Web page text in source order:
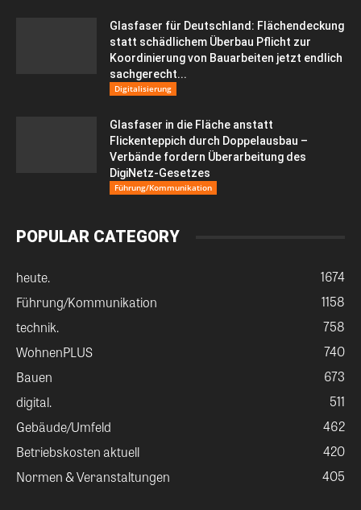
Glasfaser für Deutschland: Flächendeckung
statt schädlichem Überbau Pflicht zur
Koordinierung von Bauarbeiten jetzt endlich
sachgerecht...
Digitalisierung
Glasfaser in die Fläche anstatt
Flickenteppich durch Doppelausbau –
Verbände fordern Überarbeitung des
DigiNetz-Gesetzes
Führung/Kommunikation
POPULAR CATEGORY
heute.
1674
Führung/Kommunikation
1158
technik.
758
WohnenPLUS
740
Bauen
673
digital.
511
Gebäude/Umfeld
462
Betriebskosten aktuell
420
Normen & Veranstaltungen
405